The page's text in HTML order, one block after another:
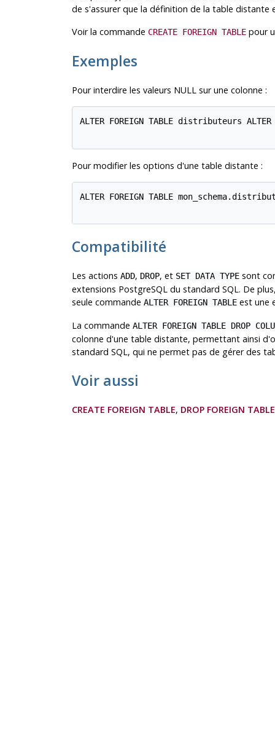
de s'assurer que la définition de la table distante
Voir la commande CREATE FOREIGN TABLEpour
Exemples
Pour interdire les valeurs NULL sur une colonne :
ALTER FOREIGN TABLE distributeurs ALTER
Pour modifier les options d'une table distante :
ALTER FOREIGN TABLE
Compatibilité
Les actions ADD, DROP, et SET DATA TYPEsont
extensions PostgreSQLdu standard SQL. De
seule commande ALTER FOREIGN TABLEest une
La commande ALTER FOREIGN TABLE DROP
colonne d'une table distante, permettant ainsi
standard SQL, qui ne permet pas de gérer des
Voir aussi
CREATE FOREIGN TABLE, DROP FOREIGN TABLE